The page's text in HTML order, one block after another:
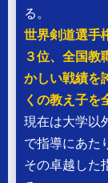
る。
世界剣道選手
３位、全国教
かしい戦績を
くの教え子を
現在は大学以
で指導にあた
その卓越した